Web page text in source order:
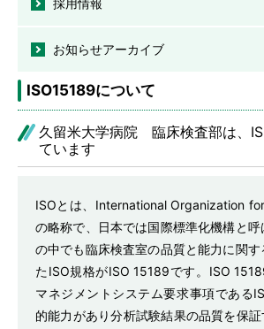
採用情報
お知らせアーカイブ
ISO15189について
久留米大学病院 臨床検査部は、
ています
ISOとは、International Organization
の略称で、日本では国際標準化機構と
の中でも臨床検査室の品質と能力に関
たISO規格がISO 15189です。ISO
マネジメントシステム要求事項である
的能力があり分析試験結果の品質を保